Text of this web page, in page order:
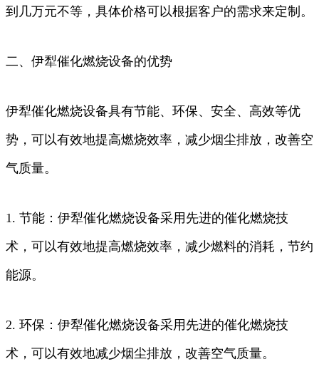
到几万元不等，具体价格可以根据客户的需求来定制。
二、伊犁催化燃烧设备的优势
伊犁催化燃烧设备具有节能、环保、安全、高效等优
势，可以有效地提高燃烧效率，减少烟尘排放，改善空
气质量。
1. 节能：伊犁催化燃烧设备采用先进的催化燃烧技
术，可以有效地提高燃烧效率，减少燃料的消耗，节约
能源。
2. 环保：伊犁催化燃烧设备采用先进的催化燃烧技
术，可以有效地减少烟尘排放，改善空气质量。